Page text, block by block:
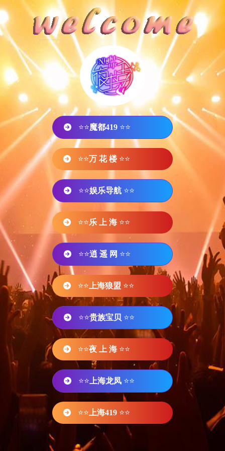
⭐⭐魔都419 ⭐⭐
⭐⭐万 花 楼 ⭐⭐
⭐⭐娱乐导航 ⭐⭐
⭐⭐乐 上 海 ⭐⭐
⭐⭐逍 遥 网 ⭐⭐
⭐⭐ 上海狼盟 ⭐⭐
⭐⭐贵族宝贝 ⭐⭐
⭐⭐夜 上 海 ⭐⭐
⭐⭐ 上海龙凤 ⭐⭐
⭐⭐ 上海419 ⭐⭐